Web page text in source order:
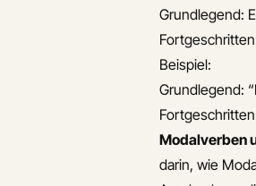
Grundlegend:
Beispiel:
Grundlegend:
Modalverben
darin, wie